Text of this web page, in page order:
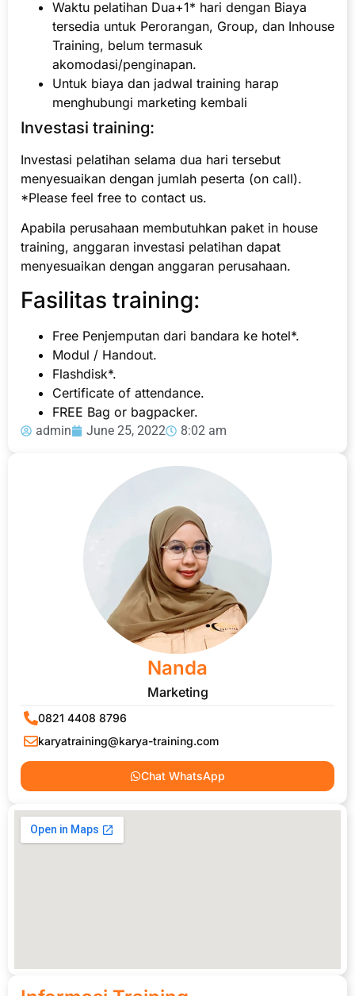
Waktu pelatihan Dua+1* hari dengan Biaya
tersedia untuk Perorangan, Group, dan Inhouse
Training, belum termasuk
akomodasi/penginapan.
Untuk biaya dan jadwal training harap
menghubungi marketing kembali
Investasi training:
Investasi pelatihan selama dua hari tersebut
menyesuaikan dengan jumlah peserta (on call).
*Please feel free to contact us.
Apabila perusahaan membutuhkan paket in house
training, anggaran investasi pelatihan dapat
menyesuaikan dengan anggaran perusahaan.
Fasilitas training:
Free Penjemputan dari bandara ke hotel*.
Modul / Handout.
Flashdisk*.
Certificate of attendance.
FREE Bag or bagpacker.
admin June 25, 2022 8:02 am
Nanda
Marketing
0821 4408 8796
karyatraining@karya-training.com
Chat WhatsApp